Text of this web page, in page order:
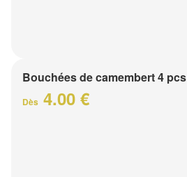
Bouchées de camembert 4 pcs
Dès 4.00 €